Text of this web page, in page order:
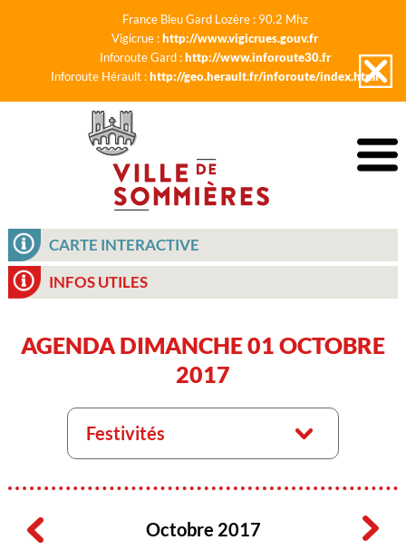
France Bleu Gard Lozère : 90.2 Mhz
Vigicrue :http://www.vigicrues.gouv.fr
Inforoute Gard :http://www.inforoute30.fr
Inforoute Hérault :http://geo.herault.fr/inforoute/index.html
CARTE INTERACTIVE
INFOS UTILES
AGENDA DIMANCHE 01 OCTOBRE
2017
Festivités
Octobre 2017